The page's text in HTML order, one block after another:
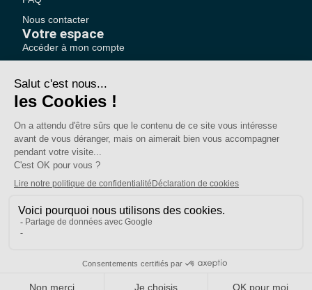
Nous contacter
Votre espace
Accéder à mon compte